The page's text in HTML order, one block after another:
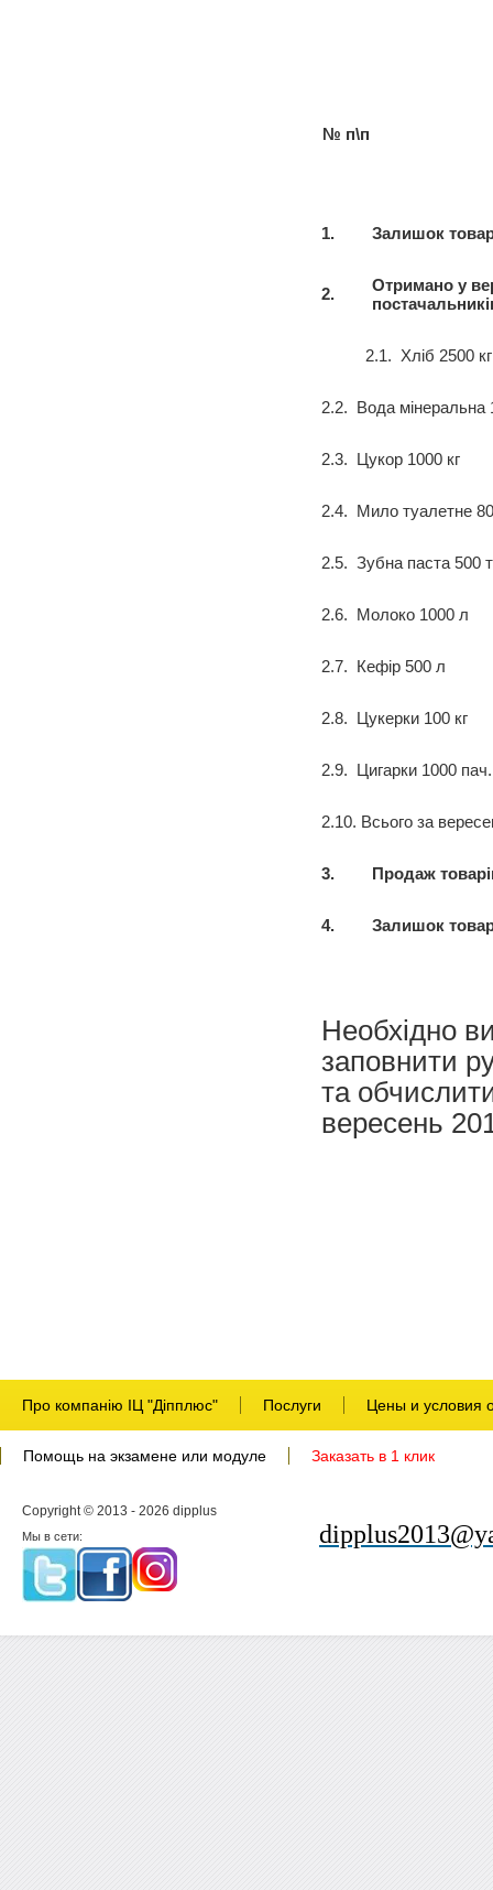
№ п\п
1. Залишок
2.
Отримано у
2.1. Хліб 2500 кг
2.2. Вода мінеральна
2.3. Цукор 1000 кг
2.4. Мило туалетне
2.5. Зубна паста 500
2.6. Молоко 1000 л
2.7. Кефір 500 л
2.8. Цукерки 100 кг
2.9. Цигарки 1000 пач.
2.10. Всього за
3. Продаж
4. Залишок
Необхідно
заповнити
та
вересень
Про компанію ІЦ "Діпплюс" Послуги Цены и условия
Помощь на экзамене или модуле Заказать в 1 клик
Copyright © 2013 - 2026 dipplus
Мы в сети: